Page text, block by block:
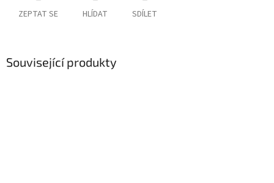
ZEPTAT SE HLÍDAT SDÍLET
Související produkty